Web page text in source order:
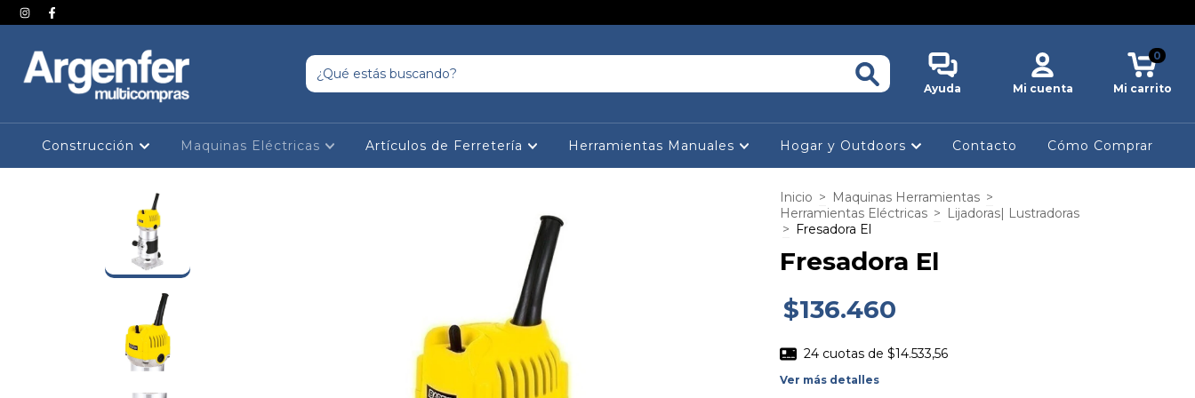
Ayuda Mi cuenta Mi carrito
0
Construcción Maquinas Eléctricas Artículos de Ferretería Herramientas Manuales Hogar y Outdoors Contacto Cómo Comprar
Inicio > Maquinas Herramientas >
Herramientas Eléctricas > Lijadoras| Lustradoras
> Fresadora El
Fresadora El
$136.460
24 cuotas de $14.533,56
Ver más detalles